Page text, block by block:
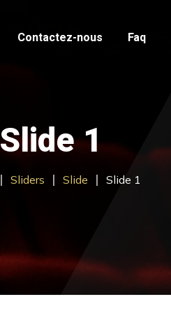
Contactez-nous Faq
Slide 1
Sliders Slide Slide 1